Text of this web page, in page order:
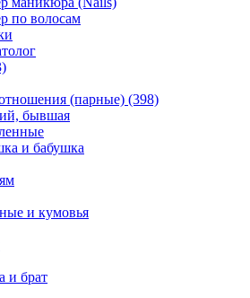
по волосам
(парные) (398)
бывшая
и бабушка
и кумовья
и брат